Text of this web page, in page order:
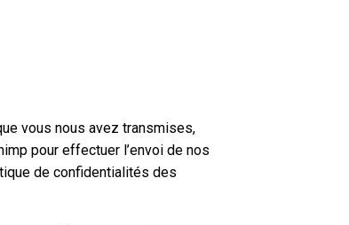
vous nous avez transmises,
pour effectuer l’envoi de nos
de confidentialités des